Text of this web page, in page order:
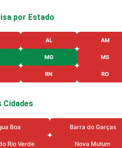
por Estado
AL AM
MG MS
RN RO
Boa Barra do Garças
Rio Verde Nova Mutum